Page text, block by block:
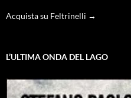
Acquista su Feltrinelli →
L’ULTIMA ONDA DEL LAGO